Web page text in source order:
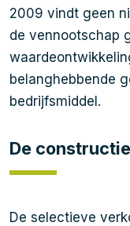
2009 vindt geen
de vennootschap
belanghebbende
bedrijfsmiddel.
De
De selectieve